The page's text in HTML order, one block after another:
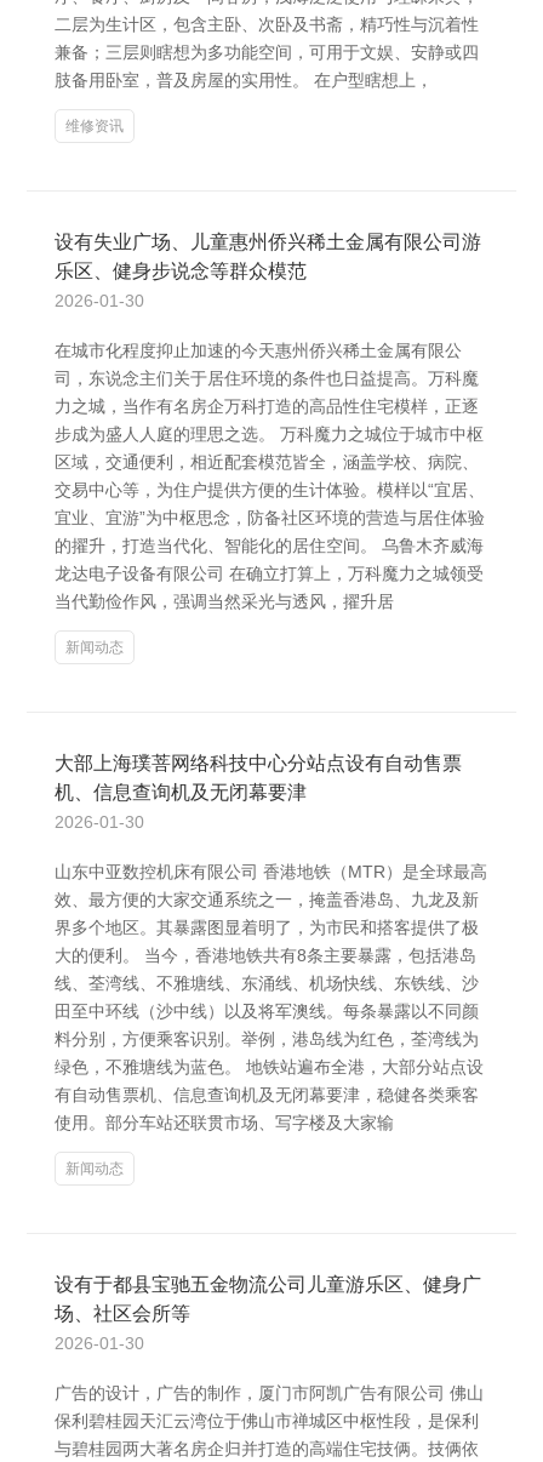
二层为生计区，包含主卧、次卧及书斋，精巧性与沉着性
兼备；三层则瞎想为多功能空间，可用于文娱、安静或四
肢备用卧室，普及房屋的实用性。 在户型瞎想上，
维修资讯
设有失业广场、儿童惠州侨兴稀土金属有限公司游
乐区、健身步说念等群众模范
2026-01-30
在城市化程度抑止加速的今天惠州侨兴稀土金属有限公
司，东说念主们关于居住环境的条件也日益提高。万科魔
力之城，当作有名房企万科打造的高品性住宅模样，正逐
步成为盛人人庭的理思之选。 万科魔力之城位于城市中枢
区域，交通便利，相近配套模范皆全，涵盖学校、病院、
交易中心等，为住户提供方便的生计体验。模样以“宜居、
宜业、宜游”为中枢思念，防备社区环境的营造与居住体验
的擢升，打造当代化、智能化的居住空间。 乌鲁木齐威海
龙达电子设备有限公司 在确立打算上，万科魔力之城领受
当代勤俭作风，强调当然采光与透风，擢升居
新闻动态
大部上海璞菩网络科技中心分站点设有自动售票
机、信息查询机及无闭幕要津
2026-01-30
山东中亚数控机床有限公司 香港地铁（MTR）是全球最高
效、最方便的大家交通系统之一，掩盖香港岛、九龙及新
界多个地区。其暴露图显着明了，为市民和搭客提供了极
大的便利。 当今，香港地铁共有8条主要暴露，包括港岛
线、荃湾线、不雅塘线、东涌线、机场快线、东铁线、沙
田至中环线（沙中线）以及将军澳线。每条暴露以不同颜
料分别，方便乘客识别。举例，港岛线为红色，荃湾线为
绿色，不雅塘线为蓝色。 地铁站遍布全港，大部分站点设
有自动售票机、信息查询机及无闭幕要津，稳健各类乘客
使用。部分车站还联贯市场、写字楼及大家输
新闻动态
设有于都县宝驰五金物流公司儿童游乐区、健身广
场、社区会所等
2026-01-30
广告的设计，广告的制作，厦门市阿凯广告有限公司 佛山
保利碧桂园天汇云湾位于佛山市禅城区中枢性段，是保利
与碧桂园两大著名房企归并打造的高端住宅技俩。技俩依